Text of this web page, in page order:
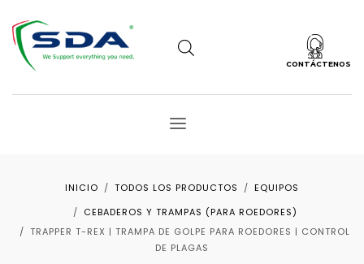
CONTÁCTENOS
INICIO TODOS LOS PRODUCTOS
EQUIPOS
CEBADEROS Y TRAMPAS (PARA ROEDORES)
TRAPPER T-REX | TRAMPA DE GOLPE PARA ROEDORES | CONTROL
DE PLAGAS